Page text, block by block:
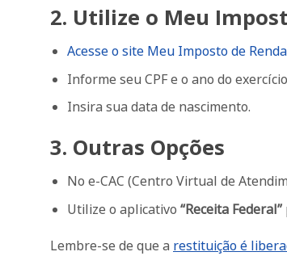
2. Utilize o Meu
Acesse o site Meu Imposto de
Informe seu CPF e o ano do
Insira sua data de nascimento.
3. Outras Opções
No e-CAC (Centro Virtual de
Utilize o aplicativo “Receita Federal”
Lembre-se de que a restituição é